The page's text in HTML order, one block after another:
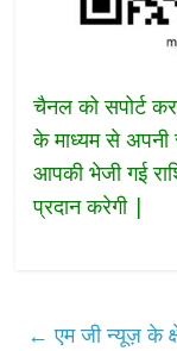
चैनल को सपोर्ट
के माध्यम से
आपकी भेजी गई
प्रदान करेगी |
← एम जी न्यूज़ के